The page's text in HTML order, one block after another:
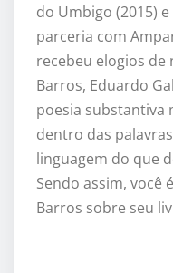
do Umbigo (2015)
parceria com
recebeu elogios de
Barros, Eduardo
poesia substantiva
dentro das
linguagem do que
Sendo assim, você é
Barros sobre seu